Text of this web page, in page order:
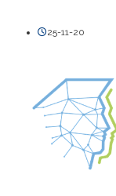
25-11-20